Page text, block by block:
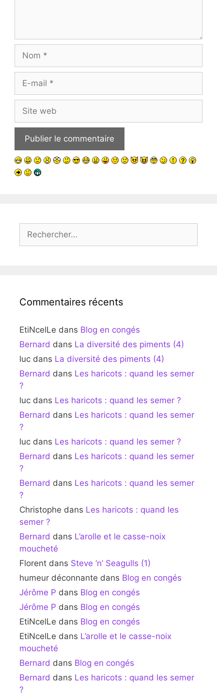
Nom
Site
web
Rechercher :
Commentaires récents
EtiNcelLe dans Blog en congés
Bernard dans La diversité des piments (4)
luc dans La diversité des piments (4)
Bernard dans Les haricots : quand les semer
?
luc dans Les haricots : quand les semer ?
Bernard dans Les haricots : quand les semer
?
luc dans Les haricots : quand les semer ?
Bernard dans Les haricots : quand les semer
?
Bernard dans Les haricots : quand les semer
?
Christophe dans Les haricots : quand les
semer ?
Bernard dans L’arolle et le casse-noix
moucheté
Florent dans Steve ‘n’ Seagulls (1)
humeur déconnante dans Blog en congés
Jérôme P dans Blog en congés
Jérôme P dans Blog en congés
EtiNcelLe dans Blog en congés
EtiNcelLe dans L’arolle et le casse-noix
moucheté
Bernard dans Blog en congés
Bernard dans Les haricots : quand les semer
?